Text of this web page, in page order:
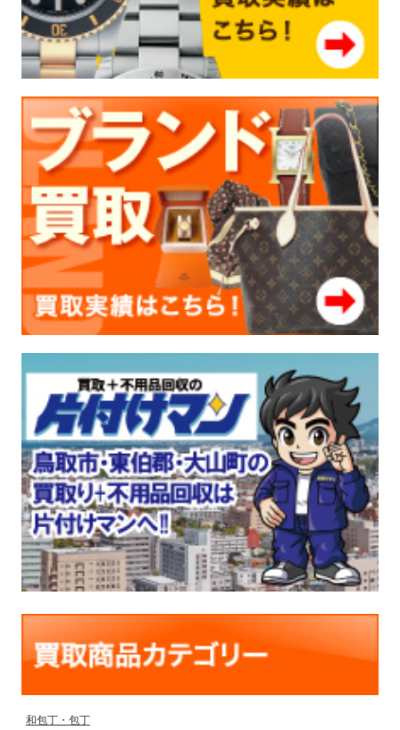
和包丁・包丁